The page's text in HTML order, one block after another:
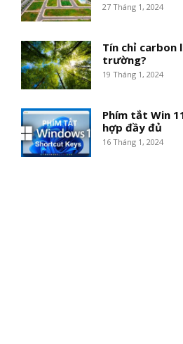
27 Tháng 1, 2024
Tín chỉ carbon
trường?
19 Tháng 1, 2024
Phím tắt Win
hợp đầy đủ
16 Tháng 1, 2024